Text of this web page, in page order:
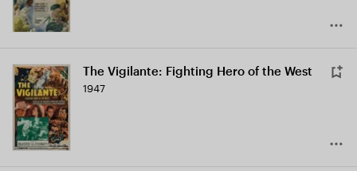
The Vigilante: Fighting Hero of the West
1947